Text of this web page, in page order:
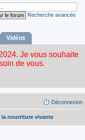
Recherche avancée
Vidéos
Déconnexion
la nourriture vivante